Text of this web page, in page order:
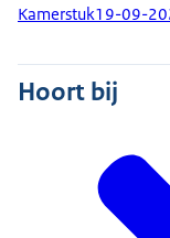
Kamerstuk19-09-
Hoort bij